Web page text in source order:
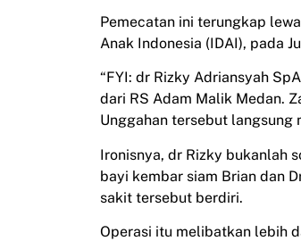
Pemecatan ini terungkap
Anak Indonesia (IDAI), pada
“FYI: dr Rizky Adriansyah
dari RS Adam Malik Medan.
Unggahan tersebut langsung
Ironisnya, dr Rizky bukanlah
bayi kembar siam Brian dan
sakit tersebut berdiri.
Operasi itu melibatkan lebih